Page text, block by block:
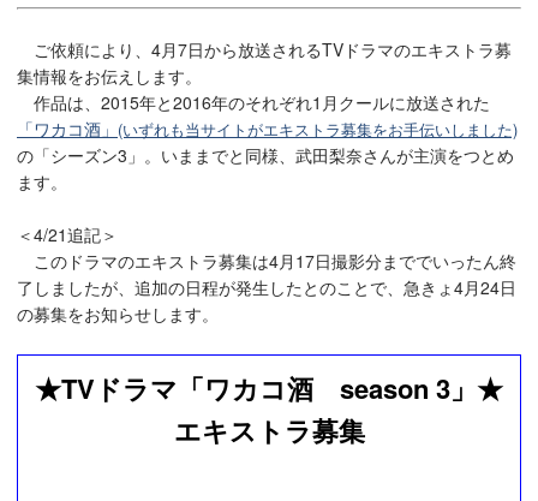
ご依頼により、4月7日から放送されるTVドラマのエキストラ募
集情報をお伝えします。
作品は、2015年と2016年のそれぞれ1月クールに放送された
「ワカコ酒」 (いずれも当サイトがエキストラ募集をお手伝いしました)
の「シーズン3」。いままでと同様、武田梨奈さんが主演をつとめ
ます。
＜4/21追記＞
このドラマのエキストラ募集は4月17日撮影分まででいったん終
了しましたが、追加の日程が発生したとのことで、急きょ4月24日
の募集をお知らせします。
★TVドラマ「ワカコ酒 season 3」★
エキストラ募集